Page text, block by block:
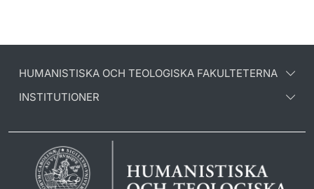
HUMANISTISKA OCH TEOLOGISKA FAKULTETERNA
INSTITUTIONER